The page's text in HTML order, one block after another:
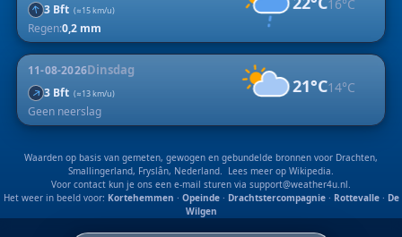
16°C
Regen:0,2 mm
↑3 Bft (≈15 km/u)
11-08-2026Dinsdag
21°C14°C
Geen neerslag
↑3 Bft (≈13 km/u)
Waarden op basis van gemeten, gewogen en gebundelde bronnen voor Drachten,
Smallingerland, Fryslân, Nederland. Lees meer op Wikipedia.
Voor contact kun je ons een e-mail sturen via support@weather4u.nl.
Het weer in beeld voor: Kortehemmen · Opeinde· Drachtstercompagnie· Rottevalle· De
Wilgen